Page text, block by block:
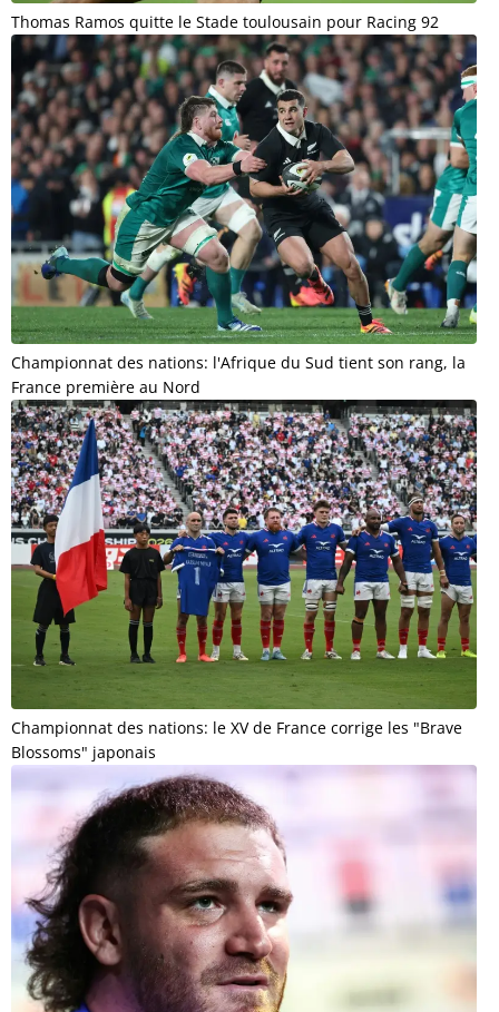
Thomas Ramos quitte le Stade toulousain pour Racing 92
Championnat des nations: l'Afrique du Sud tient son rang, la
France première au Nord
Championnat des nations: le XV de France corrige les "Brave
Blossoms" japonais